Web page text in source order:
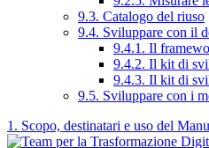
9.3. Catalogo del riuso
9.4. Sviluppare con il
9.4.1. Il
9.4.2. Il kit di
9.4.3. Il kit di
9.5. Sviluppare con i
1. Scopo, destinatari e uso del